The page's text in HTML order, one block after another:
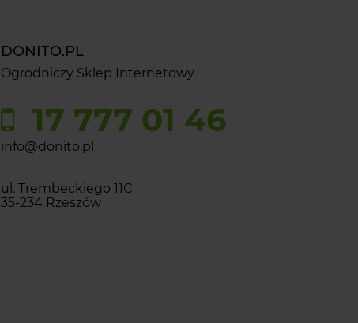
DONITO.PL
Ogrodniczy Sklep Internetowy
17 777 01 46
info@donito.pl
ul. Trembeckiego 11C
35-234 Rzeszów